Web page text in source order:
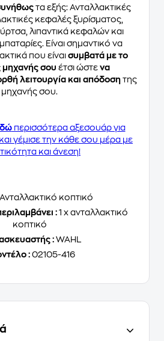
τα εξής: Ανταλλακτικές
κεφαλές ξυρίσματος,
λιπαντικά κεφαλών και
Είναι σημαντικό να
που είναι συμβατά με το
μηχανής σου έτσι ώστε να
λειτουργία και απόδοση της
μηχανής σου.
περισσότερα αξεσουάρ για
και γέμισε την κάθε σου μέρα με
και άνεση!
Ανταλλακτικό κοπτικό
:1 x ανταλλακτικό
κοπτικό
:WAHL
:02105-416